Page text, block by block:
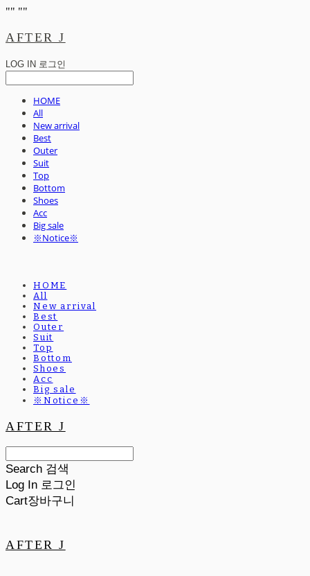
"" ""
AFTER J
LOG IN 로그인
HOME
All
New arrival
Best
Outer
Suit
Top
Bottom
Shoes
Acc
Big sale
※Notice※
HOME
All
New arrival
Best
Outer
Suit
Top
Bottom
Shoes
Acc
Big sale
※Notice※
AFTER J
Search 검색
Log In 로그인
Cart장바구니
AFTER J